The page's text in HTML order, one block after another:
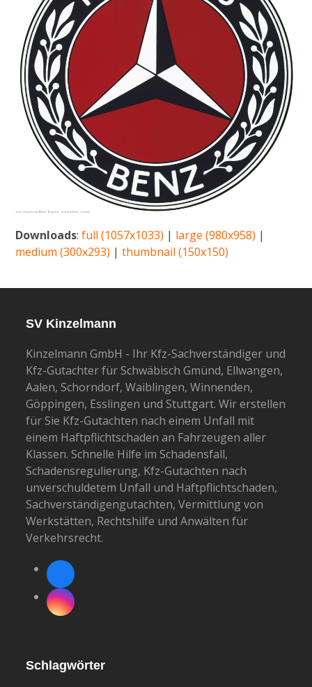
Downloads:full (1057x1033) | large (980x958) |
medium (300x293) |thumbnail (150x150)
SV Kinzelmann
Kinzelmann GmbH - Ihr Kfz-Sachverständiger und
Kfz-Gutachter für Schwäbisch Gmünd, Ellwangen,
Aalen, Schorndorf, Waiblingen, Winnenden,
Göppingen, Esslingen und Stuttgart. Wir erstellen
für Sie Kfz-Gutachten nach einem Unfall mit
einem Haftpflichtschaden an Fahrzeugen aller
Klassen. Schnelle Hilfe im Schadensfall,
Schadensregulierung, Kfz-Gutachten nach
unverschuldetem Unfall und Haftpflichtschaden,
Sachverständigengutachten, Vermittlung von
Werkstätten, Rechtshilfe und Anwälten für
Verkehrsrecht.
Facebook
Instagram
Schlagwörter